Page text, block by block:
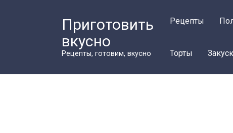
Приготовить
вкусно
Рецепты, готовим, вкусно
Рецепты
Торты